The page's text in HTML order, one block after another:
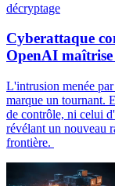
décryptage
Cyberattaque
OpenAI maîtrise
L'intrusion menée
marque un tournant.
de contrôle, ni celui
révélant un nouveau
frontière.